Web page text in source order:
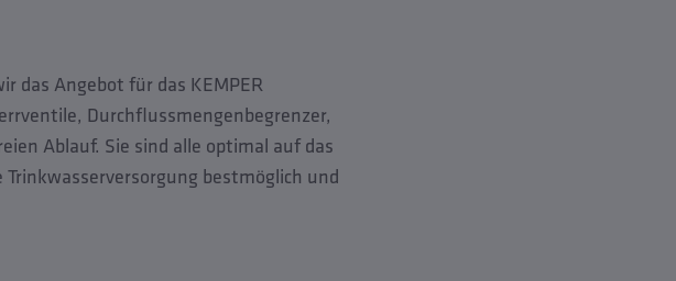
das Angebot für das KEMPER
Durchflussmengenbegrenzer,
Ablauf. Sie sind alle optimal auf das
bestmöglich und